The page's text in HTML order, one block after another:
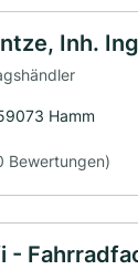
Inh.
Hamm
Bewertungen)
-